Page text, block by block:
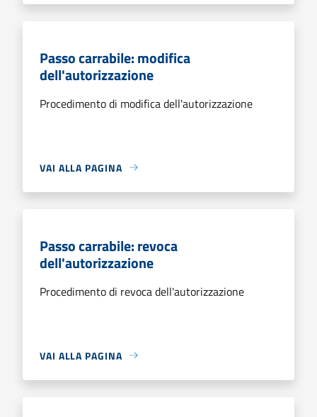
Passo carrabile: modifica
dell'autorizzazione
Procedimento di modifica dell'autorizzazione
VAI ALLA PAGINA
Passo carrabile: revoca
dell'autorizzazione
Procedimento di revoca dell'autorizzazione
VAI ALLA PAGINA